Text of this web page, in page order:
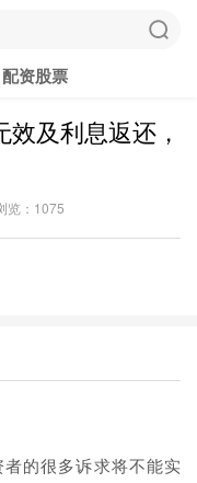
配资股票
及利息返还，
览：1075
的很多诉求将不能实